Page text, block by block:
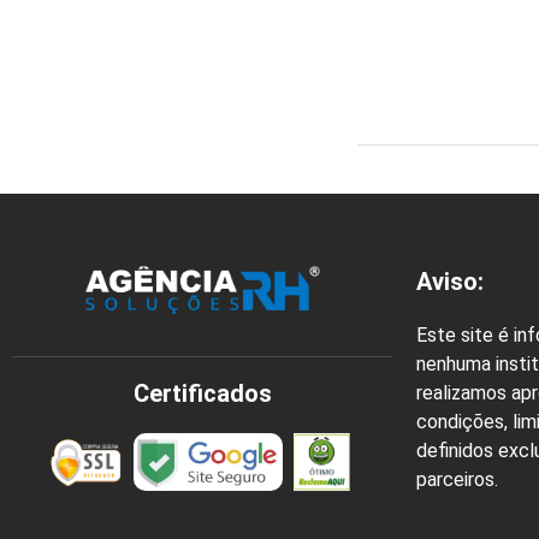
Certificados
Aviso:
Este site é
nenhuma
realizamos
condições,
definidos
parceiros.